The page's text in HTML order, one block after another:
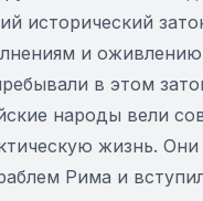
исторический
и
в этом
народы вели
жизнь. Они
Рима и